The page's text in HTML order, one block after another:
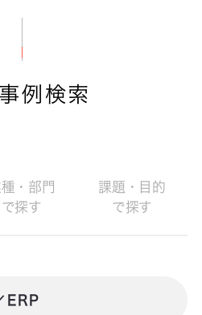
例検索
・部門
で探す
課題・目的
で探す
ERP
け
（BCP）